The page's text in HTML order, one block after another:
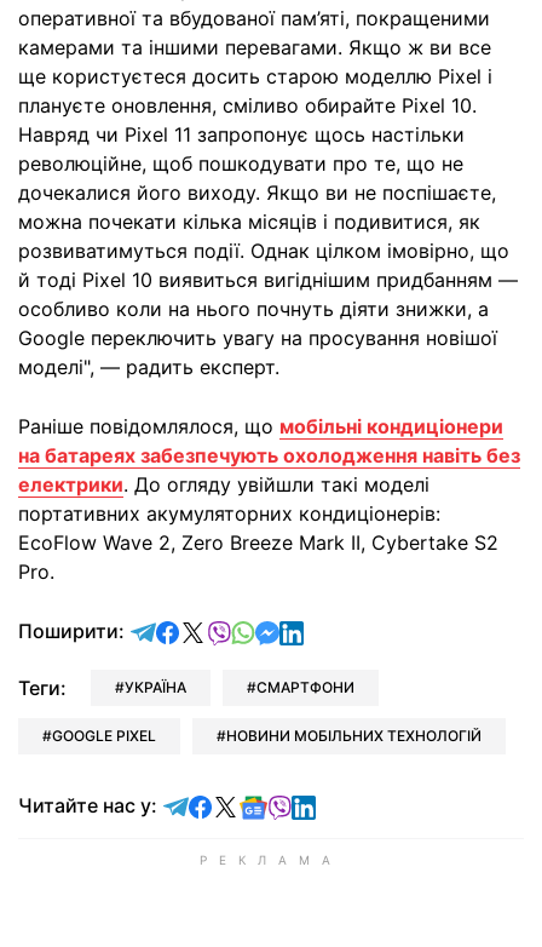
оперативної та вбудованої пам’яті, покращеними
камерами та іншими перевагами. Якщо ж ви все
ще користуєтеся досить старою моделлю Pixel і
плануєте оновлення, сміливо обирайте Pixel 10.
Навряд чи Pixel 11 запропонує щось настільки
революційне, щоб пошкодувати про те, що не
дочекалися його виходу. Якщо ви не поспішаєте,
можна почекати кілька місяців і подивитися, як
розвиватимуться події. Однак цілком імовірно, що
й тоді Pixel 10 виявиться вигіднішим придбанням —
особливо коли на нього почнуть діяти знижки, а
Google переключить увагу на просування новішої
моделі", — радить експерт.
Раніше повідомлялося, що мобільні кондиціонери
на батареях забезпечують охолодження навіть без
електрики. До огляду увійшли такі моделі
портативних акумуляторних кондиціонерів:
EcoFlow Wave 2, Zero Breeze Mark II, Cybertake S2
Pro.
Поширити: відправити у Telegram
поділитись у Facebook
поділитись у X
відправити у Viber
відправити у Whatsapp
відправити у Messenger
відправити у LinkedIn
Теги: УКРАЇНА СМАРТФОНИ
GOOGLE PIXEL НОВИНИ МОБІЛЬНИХ ТЕХНОЛОГІЙ
Читайте нас у: Читайте у Telegram
Читайте у Facebook
Читайте у X
Читайте у Google news
Читайте у Viber
Читайте у LinkedIn